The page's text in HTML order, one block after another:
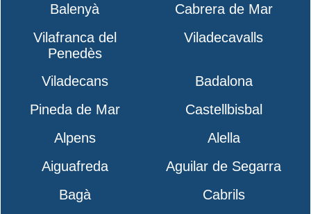
Balenyà
Cabrera de Mar
Vilafranca del
Penedès
Viladecavalls
Viladecans
Badalona
Pineda de Mar
Castellbisbal
Alpens
Alella
Aiguafreda
Aguilar de Segarra
Bagà
Cabrils